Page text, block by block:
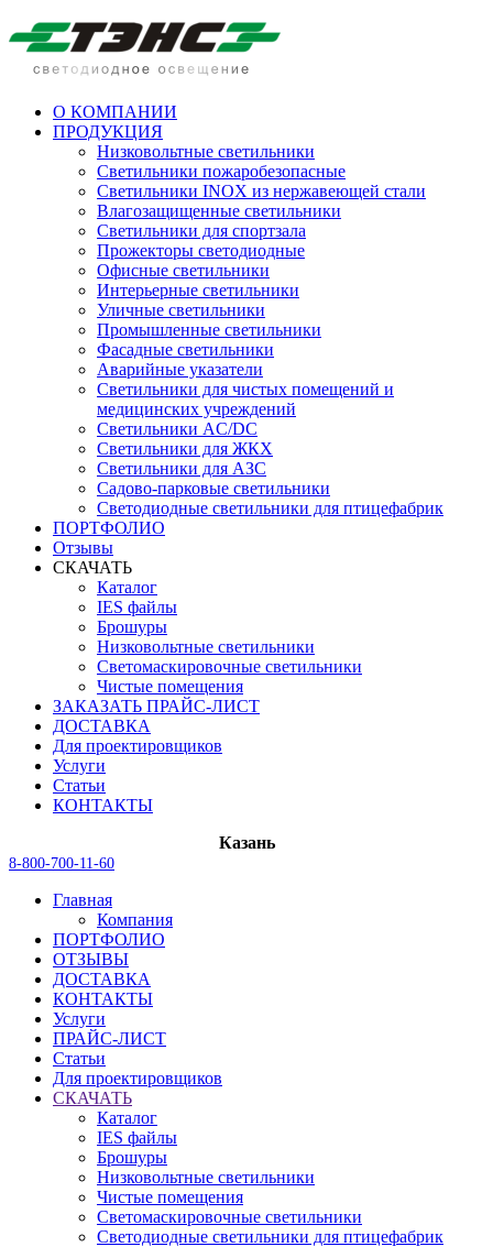
О КОМПАНИИ
ПРОДУКЦИЯ
Низковольтные светильники
Cветильники пожаробезопасные
Светильники INOX из нержавеющей стали
Влагозащищенные светильники
Светильники для спортзала
Прожекторы светодиодные
Офисные светильники
Интерьерные светильники
Уличные светильники
Промышленные светильники
Фасадные светильники
Аварийные указатели
Светильники для чистых помещений и
медицинских учреждений
Светильники AC/DC
Светильники для ЖКХ
Светильники для АЗС
Садово-парковые светильники
Светодиодные светильники для птицефабрик
ПОРТФОЛИО
Отзывы
СКАЧАТЬ
Каталог
IES файлы
Брошуры
Низковольтные светильники
Светомаскировочные светильники
Чистые помещения
ЗАКАЗАТЬ ПРАЙС-ЛИСТ
ДОСТАВКА
Для проектировщиков
Услуги
Статьи
КОНТАКТЫ
Казань
8-800-700-11-60
Главная
Компания
ПОРТФОЛИО
ОТЗЫВЫ
ДОСТАВКА
КОНТАКТЫ
Услуги
ПРАЙС-ЛИСТ
Статьи
Для проектировщиков
СКАЧАТЬ
Каталог
IES файлы
Брошуры
Низковольтные светильники
Чистые помещения
Светомаскировочные светильники
Светодиодные светильники для птицефабрик